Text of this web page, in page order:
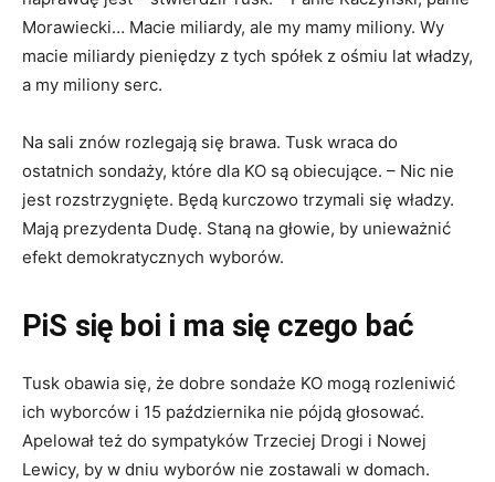
Morawiecki… Macie miliardy, ale my mamy miliony. Wy
macie miliardy pieniędzy z tych spółek z ośmiu lat władzy,
a my miliony serc.
Na sali znów rozlegają się brawa. Tusk wraca do
ostatnich sondaży, które dla KO są obiecujące. – Nic nie
jest rozstrzygnięte. Będą kurczowo trzymali się władzy.
Mają prezydenta Dudę. Staną na głowie, by unieważnić
efekt demokratycznych wyborów.
PiS się boi i ma się czego bać
Tusk obawia się, że dobre sondaże KO mogą rozleniwić
ich wyborców i 15 października nie pójdą głosować.
Apelował też do sympatyków Trzeciej Drogi i Nowej
Lewicy, by w dniu wyborów nie zostawali w domach.